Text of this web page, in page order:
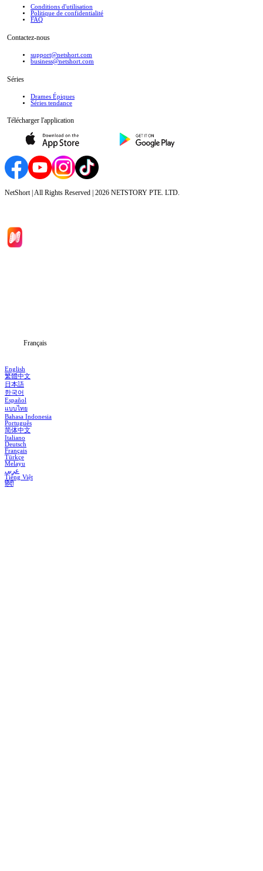
Conditions d'utilisation
Politique de confidentialité
FAQ
Contactez-nous
support@netshort.com
business@netshort.com
Séries
Drames Épiques
Séries tendance
Télécharger l'application
NetShort | All Rights Reserved | 2026 NETSTORY PTE. LTD.
Français
English
繁體中文
日本語
한국어
Español
แบบไทย
Bahasa Indonesia
Português
简体中文
Italiano
Deutsch
Français
Türkçe
Melayu
عربي
Tiếng Việt
हिंदी